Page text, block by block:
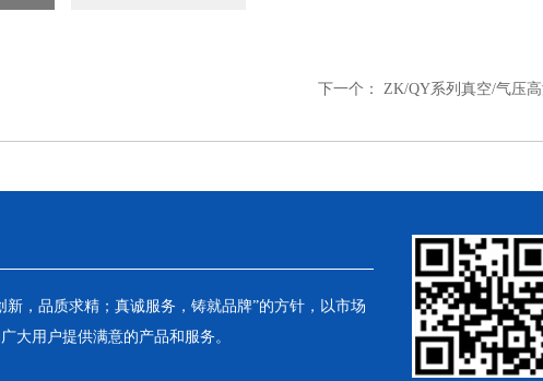
下一个： ZK/QY系列真空/气压
新，品质求精；真诚服务，铸就品牌”的方针，以市场
大用户提供满意的产品和服务。